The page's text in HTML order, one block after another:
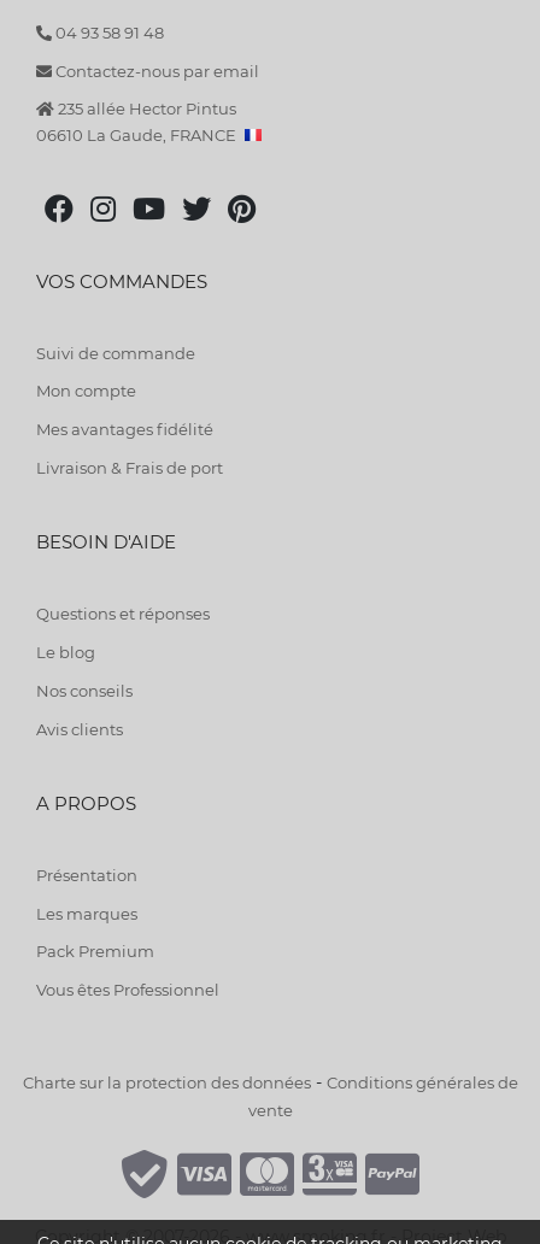
04 93 58 91 48
Contactez-nous par email
235 allée Hector Pintus
06610 La Gaude, FRANCE
VOS COMMANDES
Suivi de commande
Mon compte
Mes avantages fidélité
Livraison & Frais de port
BESOIN D'AIDE
Questions et réponses
Le blog
Nos conseils
Avis clients
A PROPOS
Présentation
Les marques
Pack Premium
Vous êtes Professionnel
Charte sur la protection des données- Conditions générales de
vente
Copyright © 2007-2026 - www.smoking.fr -Project Web